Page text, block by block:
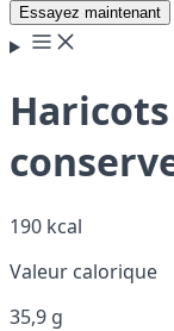
Essayez maintenant
190 kcal
Valeur calorique
35,9 g